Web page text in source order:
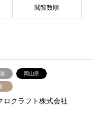
閲覧数順
岡山県
ロクラフト株式会社